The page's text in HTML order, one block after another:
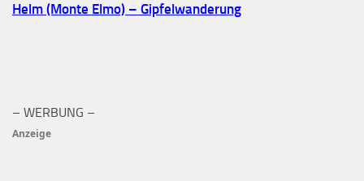
Helm (Monte Elmo) – Gipfelwanderung
– WERBUNG –
Anzeige